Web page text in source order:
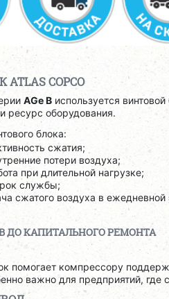
COPCO
AGe B используется винтовой
ресурс оборудования.
блока:
сжатия;
потери воздуха;
при длительной нагрузке;
службы;
сжатого воздуха в ежедневной
ДО КАПИТАЛЬНОГО РЕМОНТА
помогает компрессору
важно для предприятий, где